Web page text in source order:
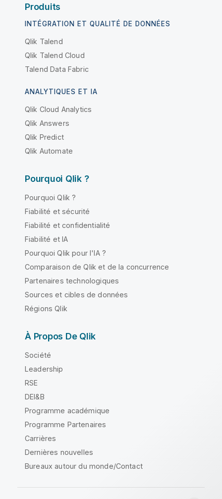
Produits
INTÉGRATION ET QUALITÉ DE DONNÉES
Qlik Talend
Qlik Talend Cloud
Talend Data Fabric
ANALYTIQUES ET IA
Qlik Cloud Analytics
Qlik Answers
Qlik Predict
Qlik Automate
Pourquoi Qlik ?
Pourquoi Qlik ?
Fiabilité et sécurité
Fiabilité et confidentialité
Fiabilité et IA
Pourquoi Qlik pour l'IA ?
Comparaison de Qlik et de la concurrence
Partenaires technologiques
Sources et cibles de données
Régions Qlik
À Propos De Qlik
Société
Leadership
RSE
DEI&B
Programme académique
Programme Partenaires
Carrières
Dernières nouvelles
Bureaux autour du monde/Contact